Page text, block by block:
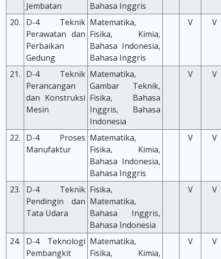
Jembatan
Bahasa Inggris
20.
D-4 Teknik
Perawatan dan
Perbaikan
Gedung
Matematika,
Fisika, Kimia,
Bahasa Indonesia,
Bahasa Inggris
V V
21.
D-4 Teknik
Perancangan
dan Konstruksi
Mesin
Matematika,
Gambar Teknik,
Fisika, Bahasa
Inggris, Bahasa
Indonesia
V V
22.
D-4 Proses
Manufaktur
Matematika,
Fisika, Kimia,
Bahasa Indonesia,
Bahasa Inggris
V V
23.
D-4 Teknik
Pendingin dan
Tata Udara
Fisika,
Matematika,
Bahasa Inggris,
Bahasa Indonesia
V V
24.
D-4 Teknologi
Pembangkit
Matematika,
Fisika, Kimia,
V V